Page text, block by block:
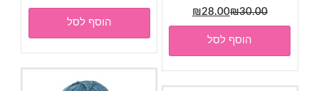
הוסף לסל
₪30.00
המחיר
המקורי
היה:
₪30.00.
₪28.00
הנוכחי
₪28.00.
הוסף לסל